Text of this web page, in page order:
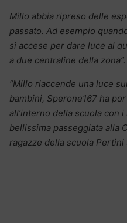
Millo abbia ripreso delle
passato. Ad esempio
si accese per dare luce al
a due centraline della zona”.
“Millo riaccende una luce
bambini, Sperone167 ha
all’interno della scuola con
bellissima passeggiata alla
ragazze della scuola Pertini